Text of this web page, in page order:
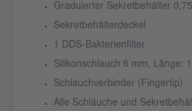
Graduierter Sekretbehälter
Sekretbehälterdeckel
1 DDS-Bakterienfilter
Silikonschlauch 6 mm, Länge:
Schlauchverbinder (Fingertip)
Alle Schläuche und